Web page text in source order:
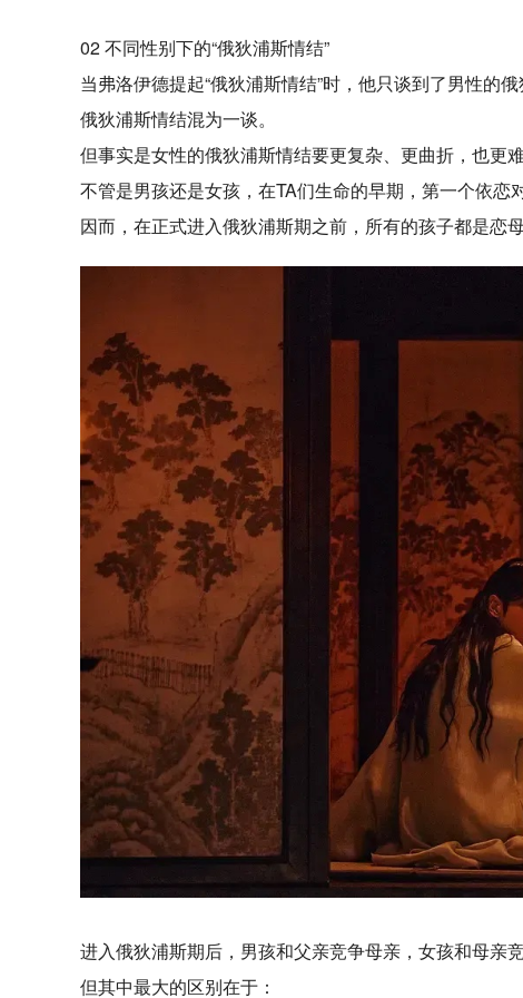
02 不同性别下的“俄狄浦斯情结”
当弗洛伊德提起“俄狄浦斯情结”时，他只谈到了男性的
俄狄浦斯情结混为一谈。
但事实是女性的俄狄浦斯情结要更复杂、更曲折，也更难
不管是男孩还是女孩，在TA们生命的早期，第一个依恋
因而，在正式进入俄狄浦斯期之前，所有的孩子都是恋母
进入俄狄浦斯期后，男孩和父亲竞争母亲，女孩和母亲竞
但其中最大的区别在于：